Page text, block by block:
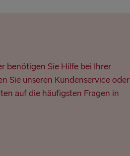
benötigen Sie Hilfe bei Ihrer
Sie unseren Kundenservice oder
auf die häufigsten Fragen in